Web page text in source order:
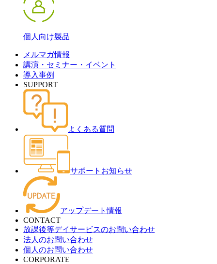
個人向け製品
メルマガ情報
講演・セミナー・イベント
導入事例
SUPPORT
よくある質問
サポートお知らせ
アップデート情報
CONTACT
放課後等デイサービスのお問い合わせ
法人のお問い合わせ
個人のお問い合わせ
CORPORATE